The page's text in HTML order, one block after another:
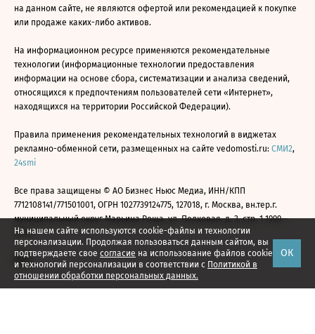
На нашем сайте используются cookie-файлы и технологии
персонализации. Продолжая пользоваться данным сайтом, вы
подтверждаете свое согласие на использование файлов cookie
и технологий персонализации в соответствии с Политикой в
отношении обработки персональных данных.
ОК
на данном сайте, не являются офертой или рекомендацией к покупке
или продаже каких-либо активов.
На информационном ресурсе применяются рекомендательные
технологии (информационные технологии предоставления
информации на основе сбора, систематизации и анализа сведений,
относящихся к предпочтениям пользователей сети «Интернет»,
находящихся на территории Российской Федерации).
Правила применения рекомендательных технологий в виджетах
рекламно-обменной сети, размещенных на сайте vedomosti.ru: СМИ2,
24smi
Все права защищены © АО Бизнес Ньюс Медиа, ИНН/КПП
7712108141/771501001, ОГРН 1027739124775, 127018, г. Москва, вн.тер.г.
муниципальный округ Марьина Роща, ул. Полковая, д. 3, стр. 1 1999—
2026